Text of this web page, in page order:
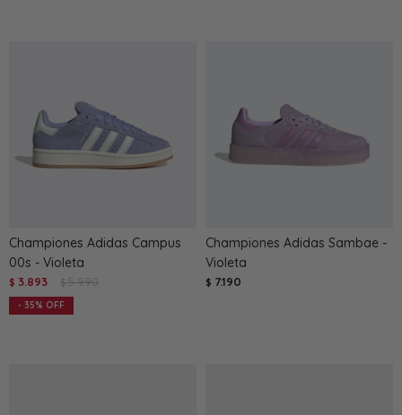
Championes Adidas Campus
00s - Violeta
$ 3.893 $ 5.990
35
Championes Adidas Sambae -
Violeta
$ 7.190